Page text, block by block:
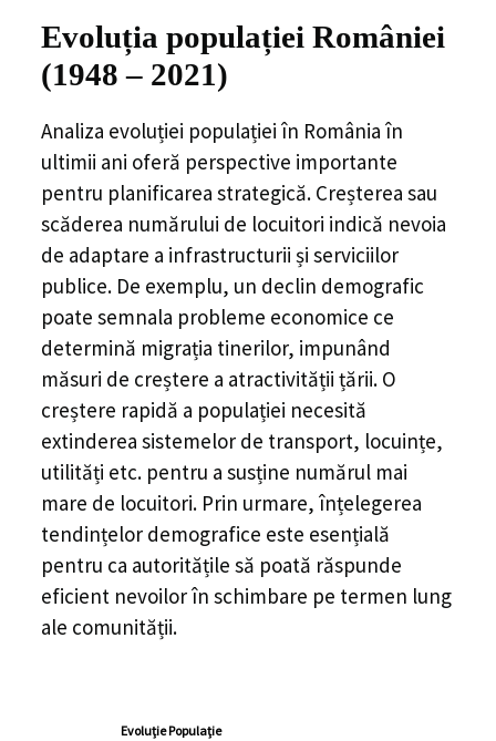
Evoluția populației României
(1948 – 2021)
Analiza evoluției populației în România în
ultimii ani oferă perspective importante
pentru planificarea strategică. Creșterea sau
scăderea numărului de locuitori indică nevoia
de adaptare a infrastructurii și serviciilor
publice. De exemplu, un declin demografic
poate semnala probleme economice ce
determină migrația tinerilor, impunând
măsuri de creștere a atractivității țării. O
creștere rapidă a populației necesită
extinderea sistemelor de transport, locuințe,
utilități etc. pentru a susține numărul mai
mare de locuitori. Prin urmare, înțelegerea
tendințelor demografice este esențială
pentru ca autoritățile să poată răspunde
eficient nevoilor în schimbare pe termen lung
ale comunității.
Evoluție Populație